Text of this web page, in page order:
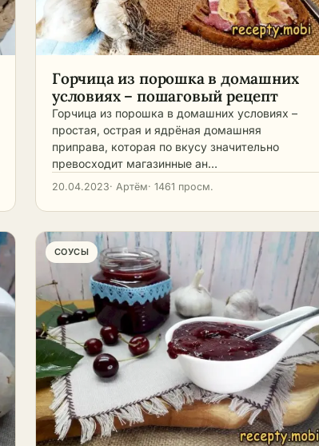
Горчица из порошка в домашних
условиях – пошаговый рецепт
Горчица из порошка в домашних условиях –
простая, острая и ядрёная домашняя
приправа, которая по вкусу значительно
превосходит магазинные ан…
20.04.2023· Артём· 1461 просм.
СОУСЫ